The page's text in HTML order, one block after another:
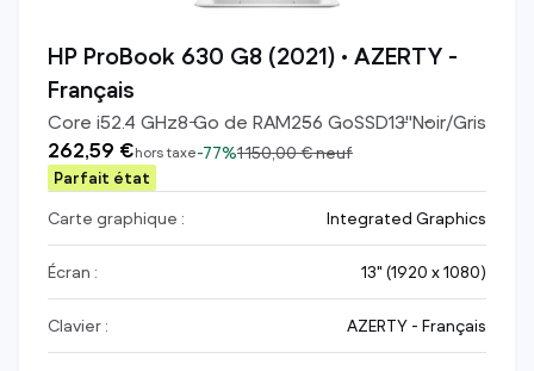
HP ProBook 630 G8 (2021) • AZERTY -
Français
Core i52.4 GHz8Go de RAM256 GoSSD13"Noir/Gris
262,59 €hors taxe-77%1 150,00 €neuf
Parfait état
Carte graphique :
Integrated Graphics
Écran : 13" (1920 x 1080)
Clavier : AZERTY - Français